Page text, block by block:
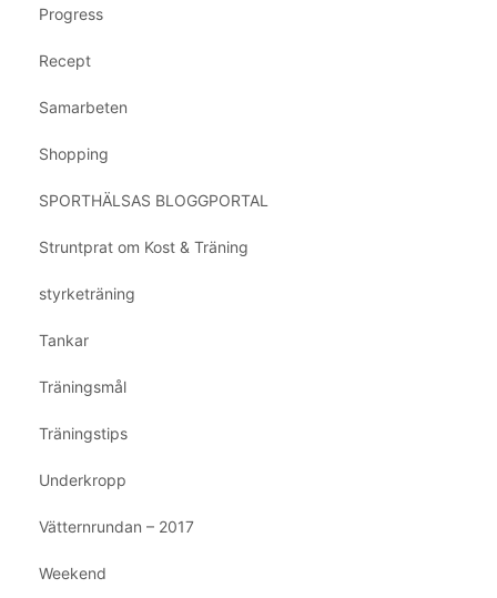
Progress
Recept
Samarbeten
Shopping
SPORTHÄLSAS BLOGGPORTAL
Struntprat om Kost & Träning
styrketräning
Tankar
Träningsmål
Träningstips
Underkropp
Vätternrundan – 2017
Weekend